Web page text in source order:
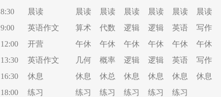
8:30
晨读 晨读 晨读 晨读 晨读 晨读
晨读
9:00
英语作文 算术 代数 逻辑 逻辑 英语
写作
12:00
开营 午休 午休 午休 午休 午休
午休
13:30
英语作文 几何 概率 逻辑 逻辑 英语
写作
16:30
休息 休息 休总 休息 休息 休息
休息
18:00
练习 练习 练习 练习 练习
练习